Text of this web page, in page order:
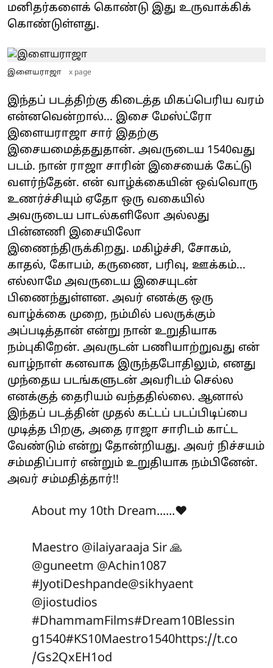
மனிதர்களைக் கொண்டு இது உருவாக்கிக்
கொண்டுள்ளது.
இளையராஜா x page
இந்தப் படத்திற்கு கிடைத்த மிகப்பெரிய வரம்
என்னவென்றால்... இசை மேஸ்ட்ரோ
இளையராஜா சார் இதற்கு
இசையமைத்ததுதான். அவருடைய 1540வது
படம். நான் ராஜா சாரின் இசையைக் கேட்டு
வளர்ந்தேன். என் வாழ்க்கையின் ஒவ்வொரு
உணர்ச்சியும் ஏதோ ஒரு வகையில்
அவருடைய பாடல்களிலோ அல்லது
பின்னணி இசையிலோ
இணைந்திருக்கிறது. மகிழ்ச்சி, சோகம்,
காதல், கோபம், கருணை, பரிவு, ஊக்கம்...
எல்லாமே அவருடைய இசையுடன்
பிணைந்துள்ளன. அவர் எனக்கு ஒரு
வாழ்க்கை முறை, நம்மில் பலருக்கும்
அப்படித்தான் என்று நான் உறுதியாக
நம்புகிறேன். அவருடன் பணியாற்றுவது என்
வாழ்நாள் கனவாக இருந்தபோதிலும், எனது
முந்தைய படங்களுடன் அவரிடம் செல்ல
எனக்குத் தைரியம் வந்ததில்லை. ஆனால்
இந்தப் படத்தின் முதல் கட்டப் படப்பிடிப்பை
முடித்த பிறகு, அதை ராஜா சாரிடம் காட்ட
வேண்டும் என்று தோன்றியது. அவர் நிச்சயம்
சம்மதிப்பார் என்றும் உறுதியாக நம்பினேன்.
அவர் சம்மதித்தார்!!
About my 10th Dream......❤️
Maestro @ilaiyaraaja Sir 🙏
@guneetm @Achin1087
#JyotiDeshpande@sikhyaent
@jiostudios
#DhammamFilms#Dream10Blessin
g1540#KS10Maestro1540https://t.co
/Gs2QxEH1od